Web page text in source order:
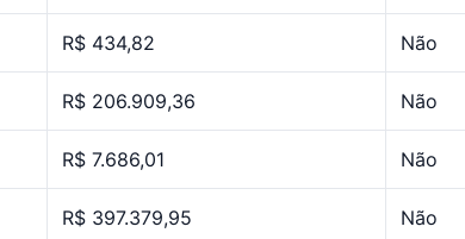
R$ 434,82 Não
R$ 206.909,36 Não
R$ 7.686,01 Não
R$ 397.379,95 Não